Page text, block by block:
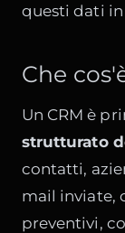
questi dati
Che
Un CRM è
strutturato
contatti,
mail inviate,
preventivi,